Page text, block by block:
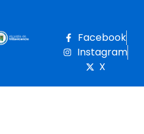
Facebook
Instagram
X